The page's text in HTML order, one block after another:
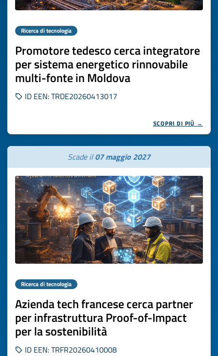
Ricerca di tecnologia
Promotore tedesco cerca integratore
per sistema energetico rinnovabile
multi-fonte in Moldova
ID EEN: TRDE20260413017
SCOPRI DI PIÙ →
Scade il07 maggio 2027
Ricerca di tecnologia
Azienda tech francese cerca partner
per infrastruttura Proof-of-Impact
per la sostenibilità
ID EEN: TRFR20260410008